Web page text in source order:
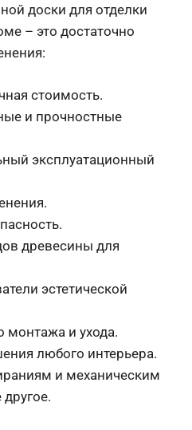
доски для отделки
– это достаточно
стоимость.
и прочностные
эксплуатационный
древесины для
эстетической
монтажа и ухода.
любого интерьера.
и механическим